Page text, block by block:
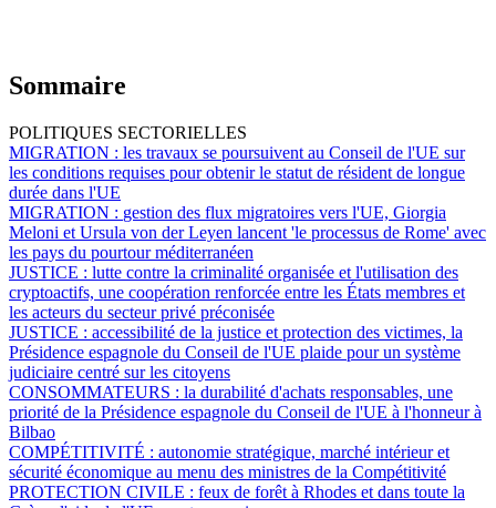
Sommaire
POLITIQUES SECTORIELLES
MIGRATION : les travaux se poursuivent au Conseil de l'UE sur
les conditions requises pour obtenir le statut de résident de longue
durée dans l'UE
MIGRATION : gestion des flux migratoires vers l'UE, Giorgia
Meloni et Ursula von der Leyen lancent 'le processus de Rome' avec
les pays du pourtour méditerranéen
JUSTICE : lutte contre la criminalité organisée et l'utilisation des
cryptoactifs, une coopération renforcée entre les États membres et
les acteurs du secteur privé préconisée
JUSTICE : accessibilité de la justice et protection des victimes, la
Présidence espagnole du Conseil de l'UE plaide pour un système
judiciaire centré sur les citoyens
CONSOMMATEURS : la durabilité d'achats responsables, une
priorité de la Présidence espagnole du Conseil de l'UE à l'honneur à
Bilbao
COMPÉTITIVITÉ : autonomie stratégique, marché intérieur et
sécurité économique au menu des ministres de la Compétitivité
PROTECTION CIVILE : feux de forêt à Rhodes et dans toute la